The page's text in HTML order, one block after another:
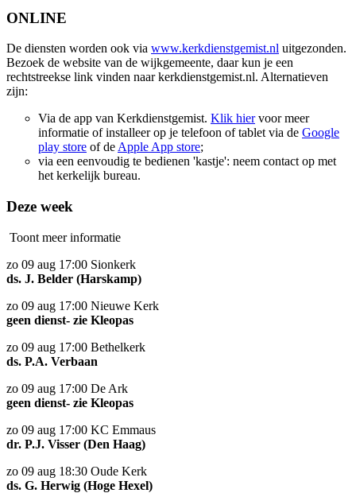
ONLINE
De diensten worden ook via www.kerkdienstgemist.nl uitgezonden.
Bezoek de website van de wijkgemeente, daar kun je een
rechtstreekse link vinden naar kerkdienstgemist.nl. Alternatieven
zijn:
Via de app van Kerkdienstgemist. Klik hiervoor meer
informatie of installeer op je telefoon of tablet via de Google
play store of de Apple App store;
via een eenvoudig te bedienen 'kastje': neem contact op met
het kerkelijk bureau.
Deze week
Toont meer informatie
zo 09 aug 17:00 Sionkerk
ds. J. Belder (Harskamp)
zo 09 aug 17:00 Nieuwe Kerk
geen dienst- zie Kleopas
zo 09 aug 17:00 Bethelkerk
ds. P.A. Verbaan
zo 09 aug 17:00 De Ark
geen dienst- zie Kleopas
zo 09 aug 17:00 KC Emmaus
dr. P.J. Visser (Den Haag)
zo 09 aug 18:30 Oude Kerk
ds. G. Herwig (Hoge Hexel)